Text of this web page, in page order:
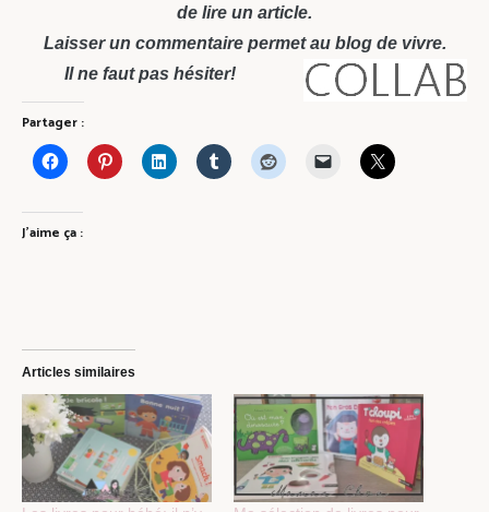
de lire un article.
Laisser un commentaire permet au blog de vivre.
Il ne faut pas hésiter!
Partager :
J’aime ça :
Articles similaires